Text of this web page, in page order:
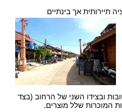
ובצידו השני של הרחוב (בצד
המוכרות שלל מוצרים.